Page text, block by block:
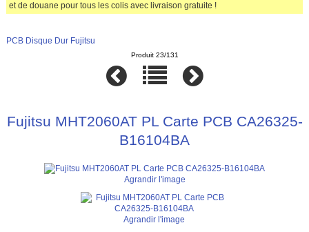
et de douane pour tous les colis avec livraison gratuite !
PCB Disque Dur Fujitsu
Produit 23/131
Fujitsu MHT2060AT PL Carte PCB CA26325-
B16104BA
Agrandir l'image
Agrandir l'image